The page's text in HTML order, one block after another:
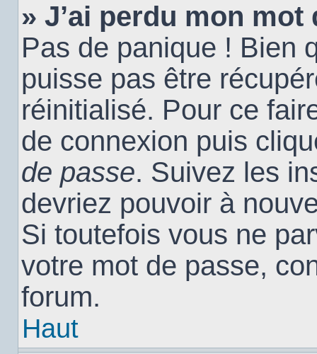
» J’ai perdu mon mot
Pas de panique ! Bien
puisse pas être
réinitialisé. Pour ce
de connexion puis
de passe. Suivez les
devriez pouvoir à
Si toutefois vous ne
votre mot de passe,
forum.
Haut